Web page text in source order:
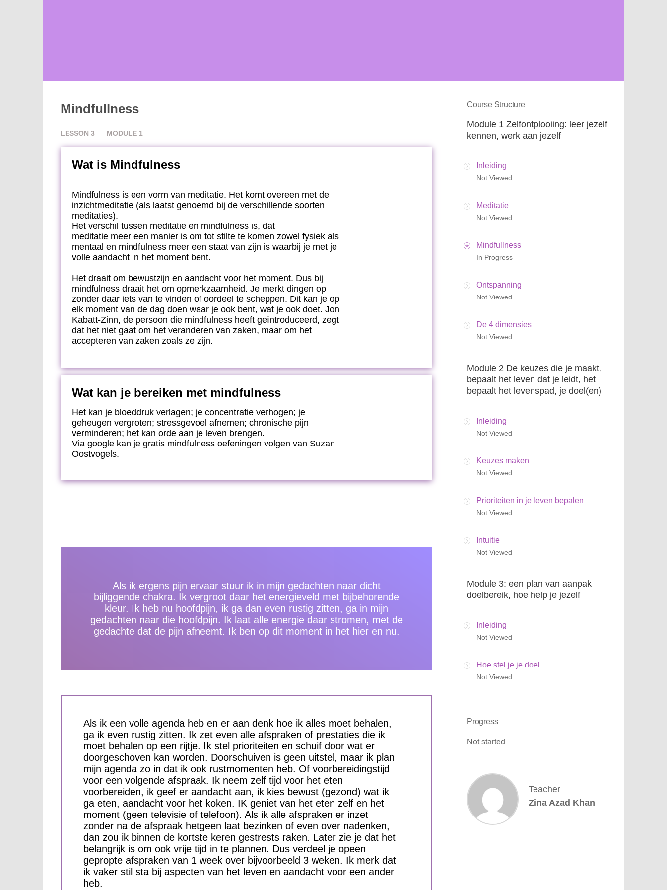
Mindfullness
LESSON 3 MODULE 1
Wat is Mindfulness
Mindfulness is een vorm van meditatie. Het komt overeen met de
inzichtmeditatie (als laatst genoemd bij de verschillende soorten
meditaties).
Het verschil tussen meditatie en mindfulness is, dat
meditatie meer een manier is om tot stilte te komen zowel fysiek als
mentaal en mindfulness meer een staat van zijn is waarbij je met je
volle aandacht in het moment bent.
Het draait om bewustzijn en aandacht voor het moment. Dus bij
mindfulness draait het om opmerkzaamheid. Je merkt dingen op
zonder daar iets van te vinden of oordeel te scheppen. Dit kan je op
elk moment van de dag doen waar je ook bent, wat je ook doet. Jon
Kabatt-Zinn, de persoon die mindfulness heeft geïntroduceerd, zegt
dat het niet gaat om het veranderen van zaken, maar om het
accepteren van zaken zoals ze zijn.
Wat kan je bereiken met mindfulness
Het kan je bloeddruk verlagen; je concentratie verhogen; je
geheugen vergroten; stressgevoel afnemen; chronische pijn
verminderen; het kan orde aan je leven brengen.
Via google kan je gratis mindfulness oefeningen volgen van Suzan
Oostvogels.
Als ik ergens pijn ervaar stuur ik in mijn gedachten naar dicht
bijliggende chakra. Ik vergroot daar het energieveld met bijbehorende
kleur. Ik heb nu hoofdpijn, ik ga dan even rustig zitten, ga in mijn
gedachten naar die hoofdpijn. Ik laat alle energie daar stromen, met de
gedachte dat de pijn afneemt. Ik ben op dit moment in het hier en nu.
Als ik een volle agenda heb en er aan denk hoe ik alles moet behalen,
ga ik even rustig zitten. Ik zet even alle afspraken of prestaties die ik
moet behalen op een rijtje. Ik stel prioriteiten en schuif door wat er
doorgeschoven kan worden. Doorschuiven is geen uitstel, maar ik plan
mijn agenda zo in dat ik ook rustmomenten heb. Of voorbereidingstijd
voor een volgende afspraak. Ik neem zelf tijd voor het eten
voorbereiden, ik geef er aandacht aan, ik kies bewust (gezond) wat ik
ga eten, aandacht voor het koken. IK geniet van het eten zelf en het
moment (geen televisie of telefoon). Als ik alle afspraken er inzet
zonder na de afspraak hetgeen laat bezinken of even over nadenken,
dan zou ik binnen de kortste keren gestrests raken. Later zie je dat het
belangrijk is om ook vrije tijd in te plannen. Dus verdeel je opeen
gepropte afspraken van 1 week over bijvoorbeeld 3 weken. Ik merk dat
ik vaker stil sta bij aspecten van het leven en aandacht voor een ander
heb.
Course Structure
Module 1 Zelfontplooiing: leer jezelf
kennen, werk aan jezelf
Inleiding
Not Viewed
Meditatie
Not Viewed
Mindfullness
In Progress
Ontspanning
Not Viewed
De 4 dimensies
Not Viewed
Module 2 De keuzes die je maakt,
bepaalt het leven dat je leidt, het
bepaalt het levenspad, je doel(en)
Inleiding
Not Viewed
Keuzes maken
Not Viewed
Prioriteiten in je leven bepalen
Not Viewed
Intuitie
Not Viewed
Module 3: een plan van aanpak
doelbereik, hoe help je jezelf
Inleiding
Not Viewed
Hoe stel je je doel
Not Viewed
Progress
Not started
Teacher
Zina Azad Khan